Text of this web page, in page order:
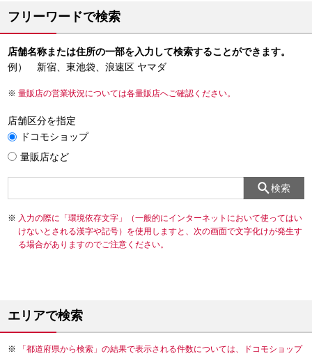
フリーワードで検索
店舗名称または住所の一部を入力して検索することができます。
例） 新宿、東池袋、浪速区 ヤマダ
量販店の営業状況については各量販店へご確認ください。
店舗区分を指定
ドコモショップ
量販店など
検索
入力の際に「環境依存文字」（一般的にインターネットにおいて使ってはい
けないとされる漢字や記号）を使用しますと、次の画面で文字化けが発生す
る場合がありますのでご注意ください。
エリアで検索
「都道府県から検索」の結果で表示される件数については、ドコモショップ